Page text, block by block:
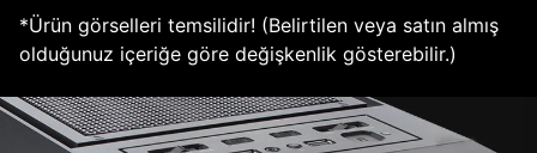
*Ürün görselleri temsilidir! (Belirtilen veya satın almış
olduğunuz içeriğe göre değişkenlik gösterebilir.)